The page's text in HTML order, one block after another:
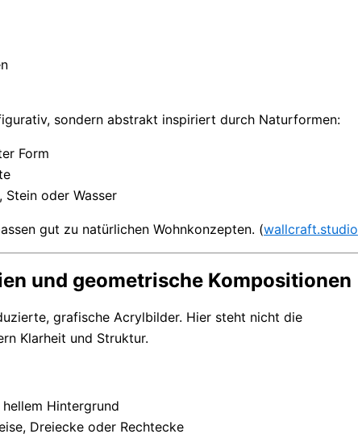
sondern abstrakt inspiriert durch Naturformen:
Form
Stein oder Wasser
gut zu natürlichen Wohnkonzepten. (wallcraft.studio
und geometrische Kompositionen
grafische Acrylbilder. Hier steht nicht die
Klarheit und Struktur.
Hintergrund
Dreiecke oder Rechtecke